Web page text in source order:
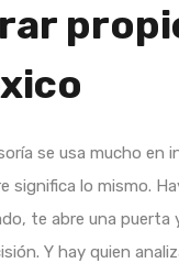
se usa mucho en
significa lo mismo.
te abre una puerta
Y hay quien